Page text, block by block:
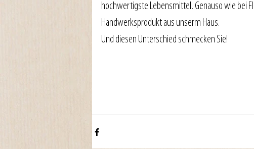
hochwertigste Lebensmittel. Genauso wie bei
Handwerksprodukt aus unserm Haus.
Und diesen Unterschied schmecken Sie!